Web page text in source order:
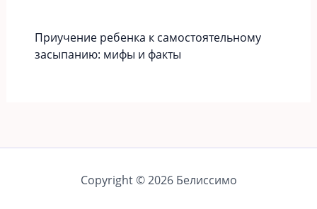
Приучение ребенка к самостоятельному
засыпанию: мифы и факты
Copyright © 2026 Белиссимо